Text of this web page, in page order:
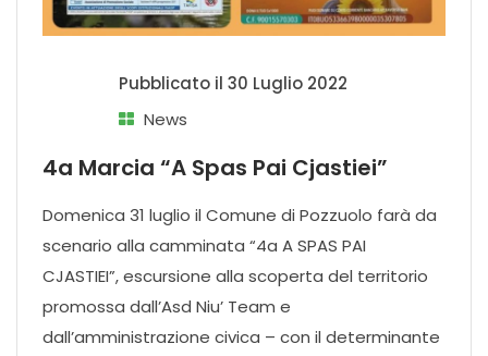
Pubblicato il 30 Luglio 2022
News
4a Marcia “A Spas Pai Cjastiei”
Domenica 31 luglio il Comune di Pozzuolo farà da
scenario alla camminata “4a A SPAS PAI
CJASTIEI”, escursione alla scoperta del territorio
promossa dall’Asd Niu’ Team e
dall’amministrazione civica – con il determinante